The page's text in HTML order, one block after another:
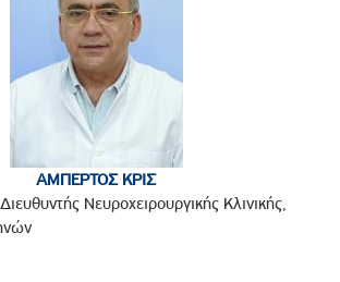
ΑΜΠΕΡΤΟΣ ΚΡΙΣ
Νευροχειρουργικής Κλινικής,